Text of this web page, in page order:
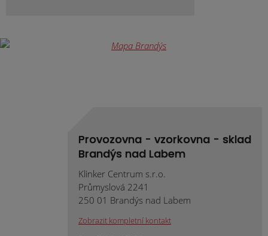
Provozovna - vzorkovna - sklad
Brandýs nad Labem
Klinker Centrum s.r.o.
Průmyslová 2241
250 01 Brandýs nad Labem
Zobrazit kompletní kontakt